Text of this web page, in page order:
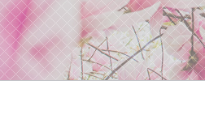
김도현 원장의 치료노하우
청정한약 시스템
시설둘러보기